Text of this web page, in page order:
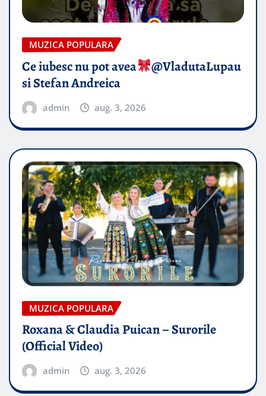
MUZICA POPULARA
Ce iubesc nu pot avea
​@VladutaLupau
si Stefan Andreica
admin aug. 3, 2026
MUZICA POPULARA
Roxana & Claudia Puican – Surorile
(Official Video)
admin aug. 3, 2026